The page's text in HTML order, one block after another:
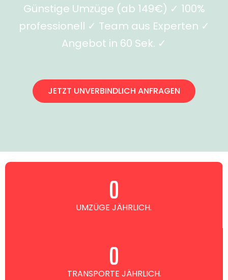
Günstige Umzüge (ab 149€) ✓ 100%
professionell ✓ Team aus Experten ✓
Angebot in 60 Sek. ✓
JETZT UNVERBINDLICH ANFRAGEN
UMZÜGE JÄHRLICH.
0
TRANSPORTE JÄHRLICH.
0